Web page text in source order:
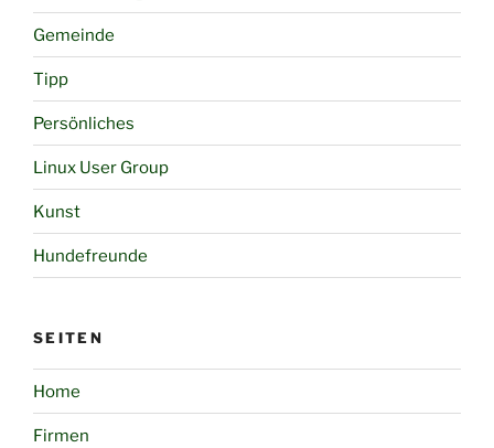
Gemeinde
Tipp
Persönliches
Linux User Group
Kunst
Hundefreunde
SEITEN
Home
Firmen